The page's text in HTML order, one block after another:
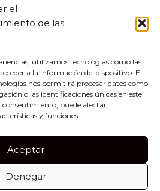
el
de las
utilizamos tecnologías como las
a la información del dispositivo. El
nos permitirá procesar datos como
o las identificaciones únicas en este
puede afectar
y funciones.
Aceptar
Denegar